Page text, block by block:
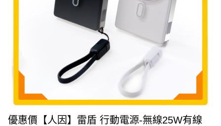
優惠價【人因】雷盾 行動電源-無線25W有線